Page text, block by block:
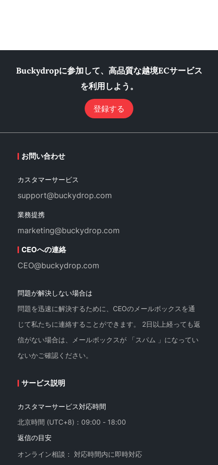
Buckydropに参加して、高品質な越境ECサービス
を利用しよう。
登録する
お問い合わせ
カスタマーサービス
support@buckydrop.com
業務提携
marketing@buckydrop.com
CEOへの連絡
CEO@buckydrop.com
問題が解決しない場合は
問題を迅速に解決するために、CEOのメールボックスを通
じて私たちに連絡することができます。 2日以上経っても返
信がない場合は、メールボックスが 「スパム 」になってい
ないかご確認ください。
サービス説明
カスタマーサービス対応時間
北京時間 (UTC+8)：09:00 - 18:00
返信の目安
オンライン相談： 対応時間内に即時対応